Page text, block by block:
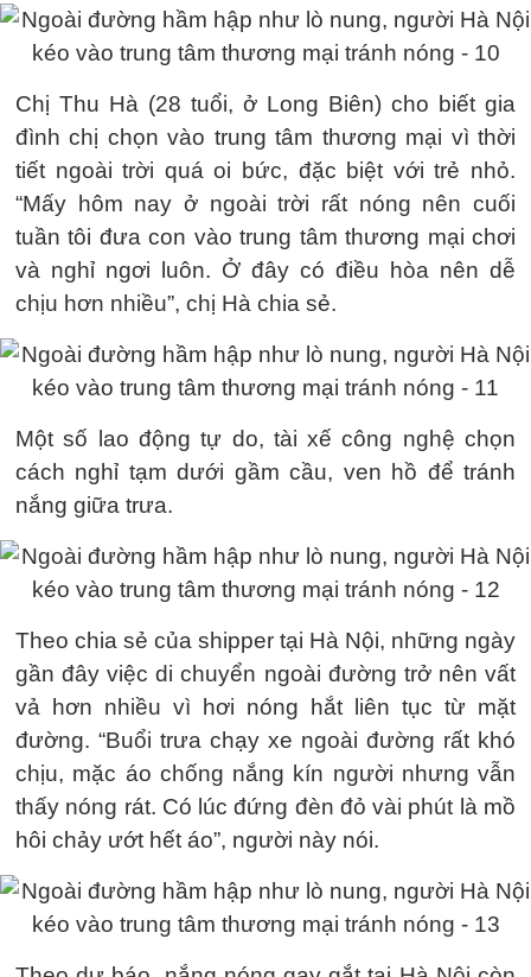
Chị Thu Hà (28 tuổi, ở Long Biên) cho biết gia
đình chị chọn vào trung tâm thương mại vì thời
tiết ngoài trời quá oi bức, đặc biệt với trẻ nhỏ.
“Mấy hôm nay ở ngoài trời rất nóng nên cuối
tuần tôi đưa con vào trung tâm thương mại chơi
và nghỉ ngơi luôn. Ở đây có điều hòa nên dễ
chịu hơn nhiều”, chị Hà chia sẻ.
Một số lao động tự do, tài xế công nghệ chọn
cách nghỉ tạm dưới gầm cầu, ven hồ để tránh
nắng giữa trưa.
Theo chia sẻ của shipper tại Hà Nội, những ngày
gần đây việc di chuyển ngoài đường trở nên vất
vả hơn nhiều vì hơi nóng hắt liên tục từ mặt
đường. “Buổi trưa chạy xe ngoài đường rất khó
chịu, mặc áo chống nắng kín người nhưng vẫn
thấy nóng rát. Có lúc đứng đèn đỏ vài phút là mồ
hôi chảy ướt hết áo”, người này nói.